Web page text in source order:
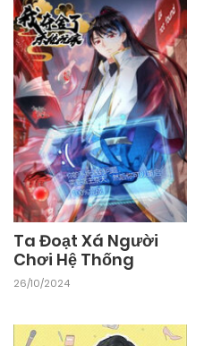
Ta Đoạt Xá Người
Chơi Hệ Thống
26/10/2024